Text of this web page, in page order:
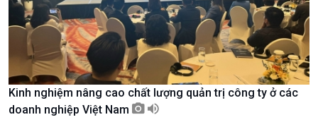
Kinh nghiệm nâng cao chất lượng quản trị công ty ở các
doanh nghiệp Việt Nam